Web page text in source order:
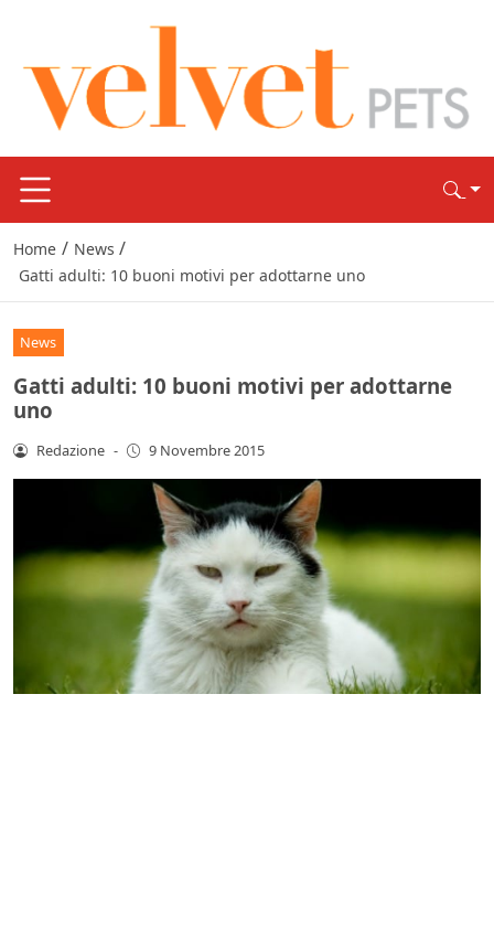
Home / News /
Gatti adulti: 10 buoni motivi per adottarne uno
News
Gatti adulti: 10 buoni motivi per adottarne
uno
Redazione - 9 Novembre 2015